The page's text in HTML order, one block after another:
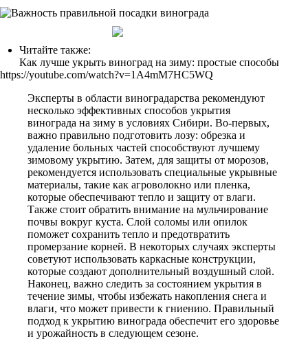
Читайте также:
Как лучше укрыть виноград на зиму: простые способы
https://youtube.com/watch?v=1A4mM7HC5WQ
Эксперты в области виноградарства рекомендуют
несколько эффективных способов укрытия
винограда на зиму в условиях Сибири. Во-первых,
важно правильно подготовить лозу: обрезка и
удаление больных частей способствуют лучшему
зимовому укрытию. Затем, для защиты от морозов,
рекомендуется использовать специальные укрывные
материалы, такие как агроволокно или пленка,
которые обеспечивают тепло и защиту от влаги.
Также стоит обратить внимание на мульчирование
почвы вокруг куста. Слой соломы или опилок
поможет сохранить тепло и предотвратить
промерзание корней. В некоторых случаях эксперты
советуют использовать каркасные конструкции,
которые создают дополнительный воздушный слой.
Наконец, важно следить за состоянием укрытия в
течение зимы, чтобы избежать накопления снега и
влаги, что может привести к гниению. Правильный
подход к укрытию винограда обеспечит его здоровье
и урожайность в следующем сезоне.